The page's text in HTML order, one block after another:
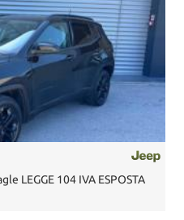
LEGGE 104 IVA ESPOSTA